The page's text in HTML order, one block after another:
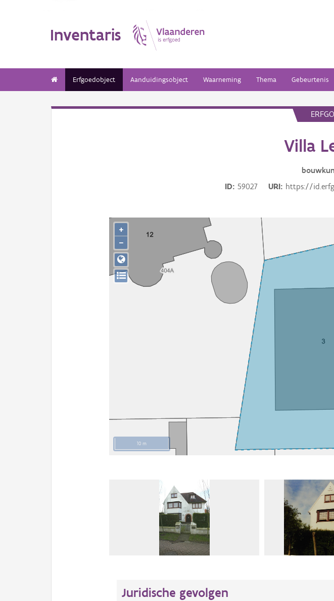
Inventaris
Erfgoedobject Aanduidingsobject Waarneming Thema Gebeurtenis
Villa
ID
59027 URI https://
10 m
+
−
Juridische gevolgen